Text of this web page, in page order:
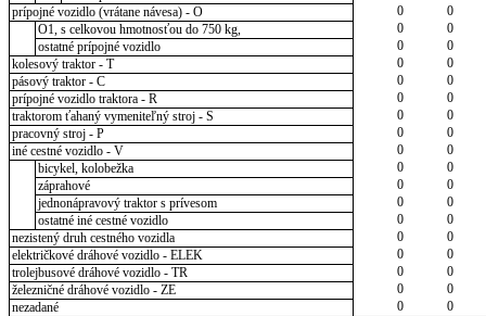
prípojné vozidlo (vrátane návesa) - O
0
0
O1, s celkovou hmotnosťou do 750 kg,
0
0
ostatné prípojné vozidlo
0
0
kolesový traktor - T
0
0
pásový traktor - C
0
0
prípojné vozidlo traktora - R
0
0
traktorom ťahaný vymeniteľný stroj - S
0
0
pracovný stroj - P
0
0
iné cestné vozidlo - V
0
0
bicykel, kolobežka
0
0
záprahové
0
0
jednonápravový traktor s prívesom
0
0
ostatné iné cestné vozidlo
0
0
nezistený druh cestného vozidla
0
0
električkové dráhové vozidlo - ELEK
0
0
trolejbusové dráhové vozidlo - TR
0
0
železničné dráhové vozidlo - ZE
0
0
nezadané
0 0